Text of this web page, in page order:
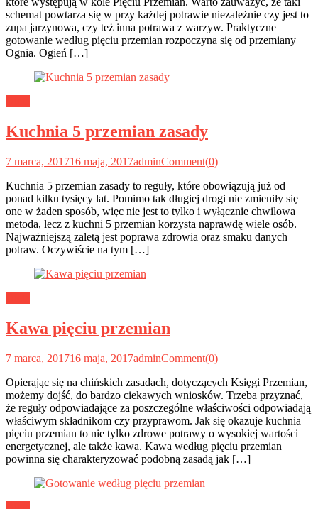
schemat powtarza się w przy każdej potrawie niezależnie czy jest to
zupa jarzynowa, czy też inna potrawa z warzyw. Praktyczne
gotowanie według pięciu przemian rozpoczyna się od przemiany
Ognia. Ogień […]
Kuchnia 5 przemian zasady
7 marca, 201716 maja, 2017adminComment(0)
Kuchnia 5 przemian zasady to reguły, które obowiązują już od
ponad kilku tysięcy lat. Pomimo tak długiej drogi nie zmieniły się
one w żaden sposób, więc nie jest to tylko i wyłącznie chwilowa
metoda, lecz z kuchni 5 przemian korzysta naprawdę wiele osób.
Najważniejszą zaletą jest poprawa zdrowia oraz smaku danych
potraw. Oczywiście na tym […]
Kawa pięciu przemian
7 marca, 201716 maja, 2017adminComment(0)
Opierając się na chińskich zasadach, dotyczących Księgi Przemian,
możemy dojść, do bardzo ciekawych wniosków. Trzeba przyznać,
że reguły odpowiadające za poszczególne właściwości odpowiadają
właściwym składnikom czy przyprawom. Jak się okazuje kuchnia
pięciu przemian to nie tylko zdrowe potrawy o wysokiej wartości
energetycznej, ale także kawa. Kawa według pięciu przemian
powinna się charakteryzować podobną zasadą jak […]